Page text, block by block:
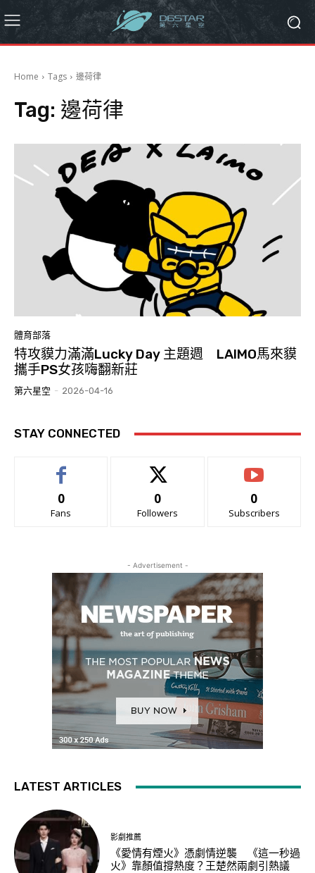
Home Tags 邊荷律
Tag: 邊荷律
體育部落
特攻貘力滿滿Lucky Day 主題週 LAIMO馬來貘
攜手PS女孩嗨翻新莊
第六星空 - 2026-04-16
STAY CONNECTED
0
Fans
0
Followers
0
Subscribers
- Advertisement -
LATEST ARTICLES
影劇推薦
《愛情有煙火》憑劇情逆襲 《這一秒過
火》靠顏值撐熱度？王楚然兩劇引熱議